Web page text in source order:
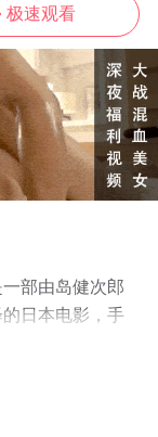
极速观看
部由岛健次郎
日本电影，手
天堂电影网，